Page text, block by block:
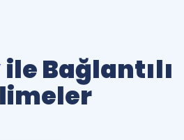
ile Bağlantılı